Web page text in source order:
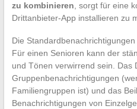
zu kombinieren, sorgt für eine
Drittanbieter-App installieren zu
Die
Für einen Senioren kann der
und Tönen verwirrend sein. Das
Gruppenbenachrichtigungen
Familiengruppen ist) und das
Benachrichtigungen von